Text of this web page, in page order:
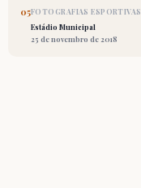
05FOTOGRAFIAS ESPORTIVAS
Estádio Municipal
25 de novembro de 2018